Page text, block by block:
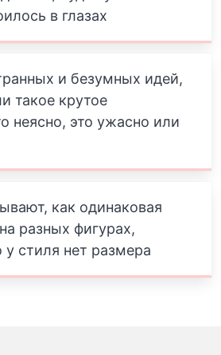
в глазах
и безумных идей,
такое крутое
неясно, это ужасно или
как одинаковая
разных фигурах,
у стиля нет размера